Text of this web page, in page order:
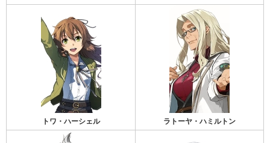
トワ・ハーシェル ラトーヤ・ハミルトン